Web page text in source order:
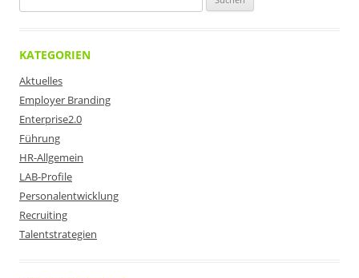
nach:
KATEGORIEN
Aktuelles
Employer Branding
Enterprise2.0
Führung
HR-Allgemein
LAB-Profile
Personalentwicklung
Recruiting
Talentstrategien